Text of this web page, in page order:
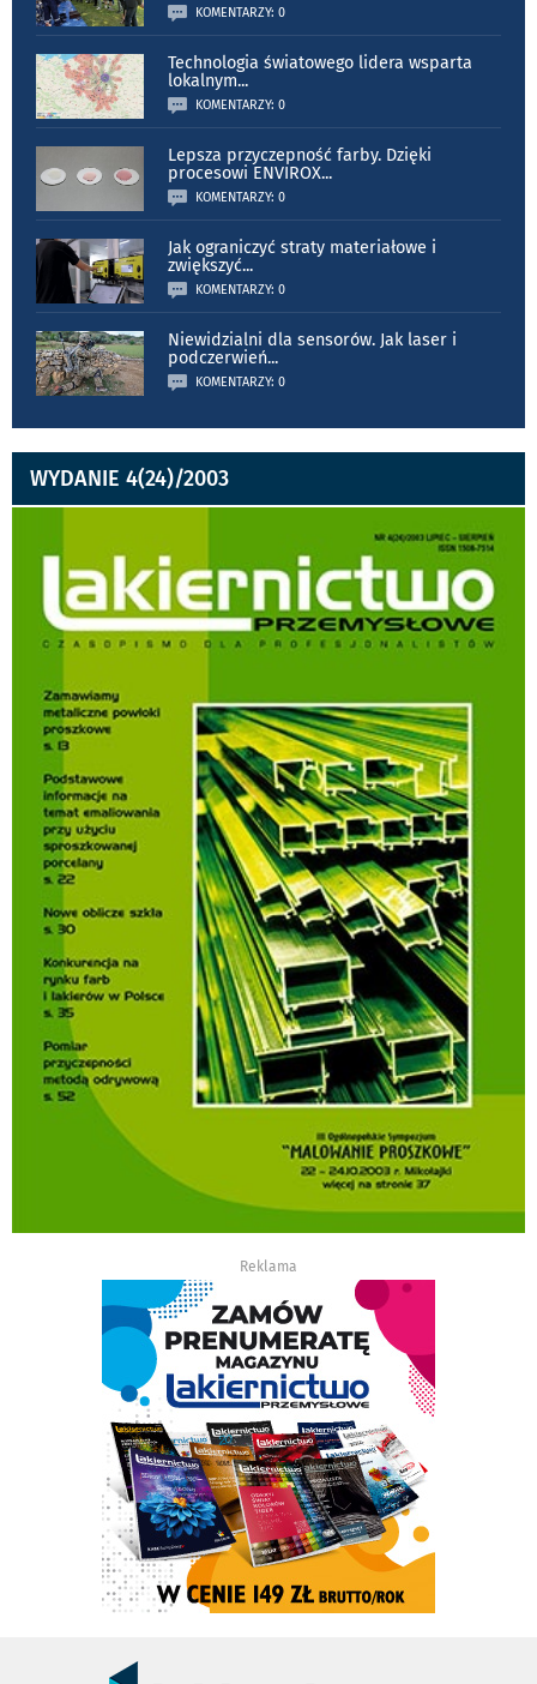
KOMENTARZY: 0
Technologia światowego lidera wsparta
lokalnym...
KOMENTARZY: 0
Lepsza przyczepność farby. Dzięki
procesowi ENVIROX...
KOMENTARZY: 0
Jak ograniczyć straty materiałowe i
zwiększyć...
KOMENTARZY: 0
Niewidzialni dla sensorów. Jak laser i
podczerwień...
KOMENTARZY: 0
WYDANIE 4(24)/2003
Reklama